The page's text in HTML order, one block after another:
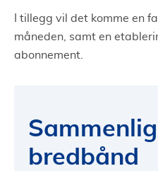
I tillegg vil det komme en
måneden, samt en
abonnement.
bredbånd